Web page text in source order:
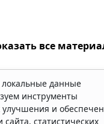
все
данные
инструменты
улучшения и
сайта, статистических